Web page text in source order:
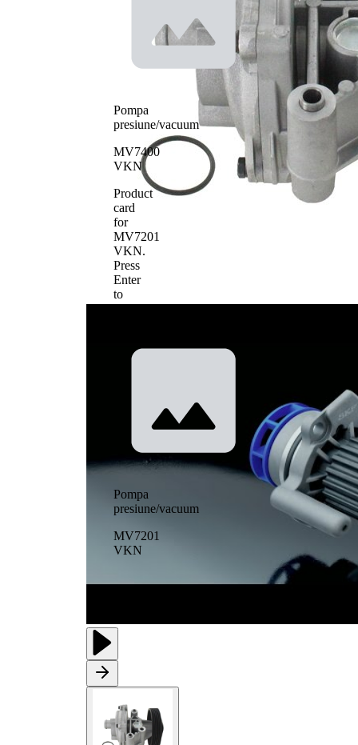
Tip constructiv
pompa apa
actioanre
curea
transmizie
caneluri
suruburilor
Material roata
pale - pompa
apa
tabla de
otel
Pompa
presiune/vacuum
MV7400
VKN
Product
card
for
MV7201
VKN.
Press
Enter
to
view
Pompa
presiune/vacuum
MV7201
VKN